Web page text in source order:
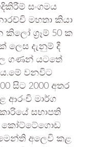
සංගමය
මහතා කියා
ග්‍රෑම් 50 ක
ලෙස දැනුම් දී
ගණන් යටතේ
වනවිට
සිට 2000 අතර
ආරංචි මාර්ග
සභාපති
කෝට්ටේගොඩ
අලෙවි කළ